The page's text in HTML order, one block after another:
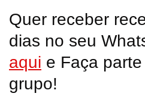
Quer receber
dias no seu
aqui e Faça
grupo!